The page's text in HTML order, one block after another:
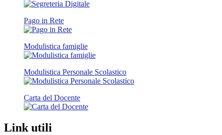
Pago in Rete
Modulistica famiglie
Modulistica Personale Scolastico
Carta del Docente
Link utili